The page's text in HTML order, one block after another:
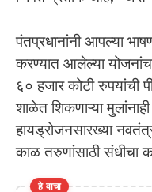
पंतप्रधानांनी आपल्या
करण्यात आलेल्या
६० हजार कोटी
शाळेत शिकणाऱ्या
हायड्रोजनसारख्या
काळ तरुणांसाठी संधीचा
हे वाचा